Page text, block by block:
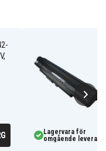
x 10,20 mm
modeller:
Lagervara för
omgående leverans